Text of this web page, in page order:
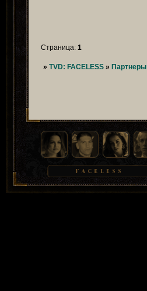
Страница:1
» TVD: FACELESS » Партнеры